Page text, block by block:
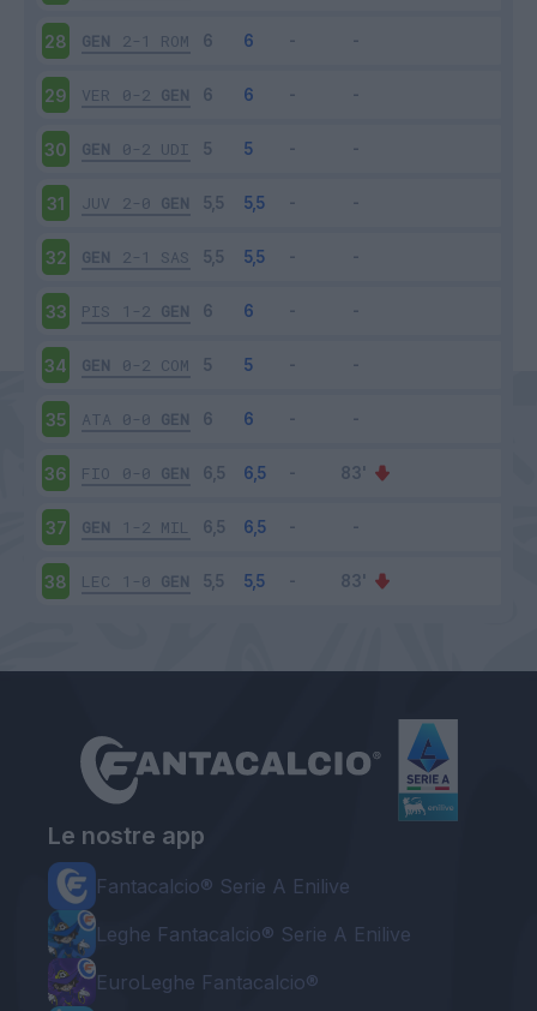
28 GEN 2-1 ROM
29 VER 0-2 GEN
30 GEN 0-2 UDI
31 JUV 2-0 GEN
32 GEN 2-1 SAS
33 PIS 1-2 GEN
34 GEN 0-2 COM
35 ATA 0-0 GEN
36 FIO 0-0 GEN
37 GEN 1-2 MIL
38 LEC 1-0 GEN
Le nostre app
Fantacalcio® Serie A Enilive
Leghe Fantacalcio® Serie A Enilive
EuroLeghe Fantacalcio®